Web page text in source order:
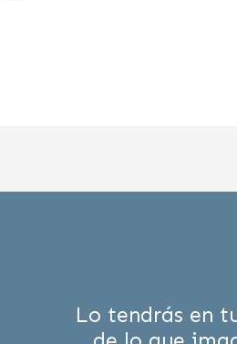
Lo tendrás en